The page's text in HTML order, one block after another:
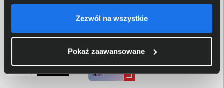
Zezwól na wszystkie
Pokaż zaawansowane